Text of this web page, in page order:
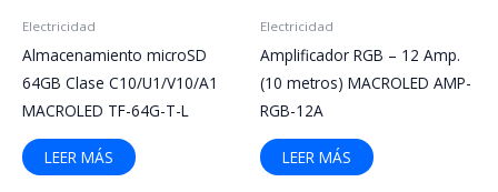
Electricidad
Almacenamiento microSD
64GB Clase C10/U1/V10/A1
MACROLED TF-64G-T-L
LEER MÁS
Electricidad
Amplificador RGB – 12 Amp.
(10 metros) MACROLED AMP-
RGB-12A
LEER MÁS